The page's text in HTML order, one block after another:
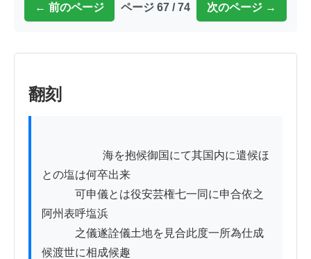
← 前のページ ページ 67 / 74 次のページ →
翻刻
との塩は何卒出来
可申儀とは役安芸権七一同に申合依之
阿州表呼塩浜
之儀遂詮儀土地を見合此度一所為仕成
候渡世に相成候趣